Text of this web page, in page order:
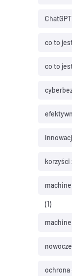
co to
co to
korzyści
(1)
ochrona